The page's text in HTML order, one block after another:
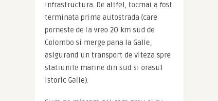
infrastructura. De altfel, tocmai a fost
terminata prima autostrada (care
porneste de la vreo 20 km sud de
Colombo si merge pana la Galle,
asigurand un transport de viteza spre
statiunile marine din sud si orasul
istoric Galle).